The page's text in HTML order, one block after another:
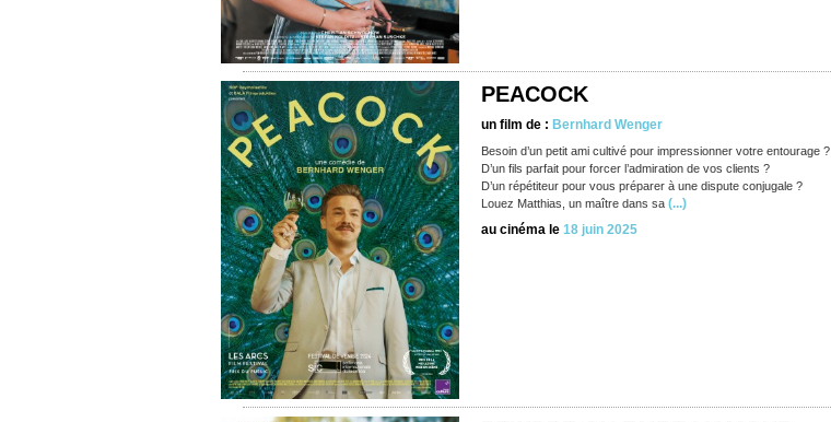
PEACOCK
un film de : Bernhard Wenger
Besoin d’un petit ami cultivé pour impressionner votre entourage ?
D’un fils parfait pour forcer l’admiration de vos clients ?
D’un répétiteur pour vous préparer à une dispute conjugale ?
Louez Matthias, un maître dans sa(...)
au cinéma le 18 juin 2025